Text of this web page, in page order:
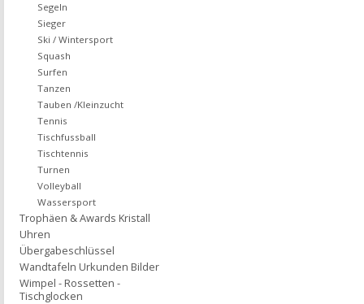
Segeln
Sieger
Ski / Wintersport
Squash
Surfen
Tanzen
Tauben /Kleinzucht
Tennis
Tischfussball
Tischtennis
Turnen
Volleyball
Wassersport
Trophäen & Awards Kristall
Uhren
Übergabeschlüssel
Wandtafeln Urkunden Bilder
Wimpel - Rossetten -
Tischglocken